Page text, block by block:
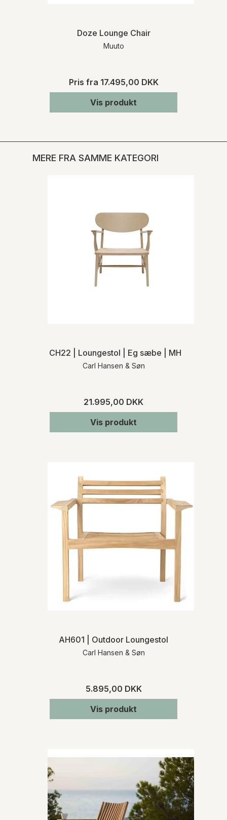
Doze Lounge Chair
Muuto
Pris fra 17.495,00 DKK
Vis produkt
MERE FRA SAMME KATEGORI
CH22 | Loungestol | Eg sæbe | MH
Carl Hansen & Søn
21.995,00 DKK
Vis produkt
AH601 | Outdoor Loungestol
Carl Hansen & Søn
5.895,00 DKK
Vis produkt